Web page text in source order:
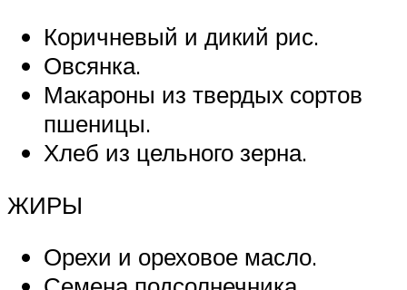
Коричневый и дикий рис.
Овсянка.
Макароны из твердых сортов
пшеницы.
Хлеб из цельного зерна.
ЖИРЫ
Орехи и ореховое масло.